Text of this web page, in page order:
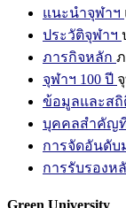
แนะนำจุฬาฯ
ประวัติจุฬาฯ
ภารกิจหลัก
จุฬาฯ 100 ปี
ข้อมูลและสถิ
บุคคลสำคัญ
การจัดอันดับ
การรับรองห